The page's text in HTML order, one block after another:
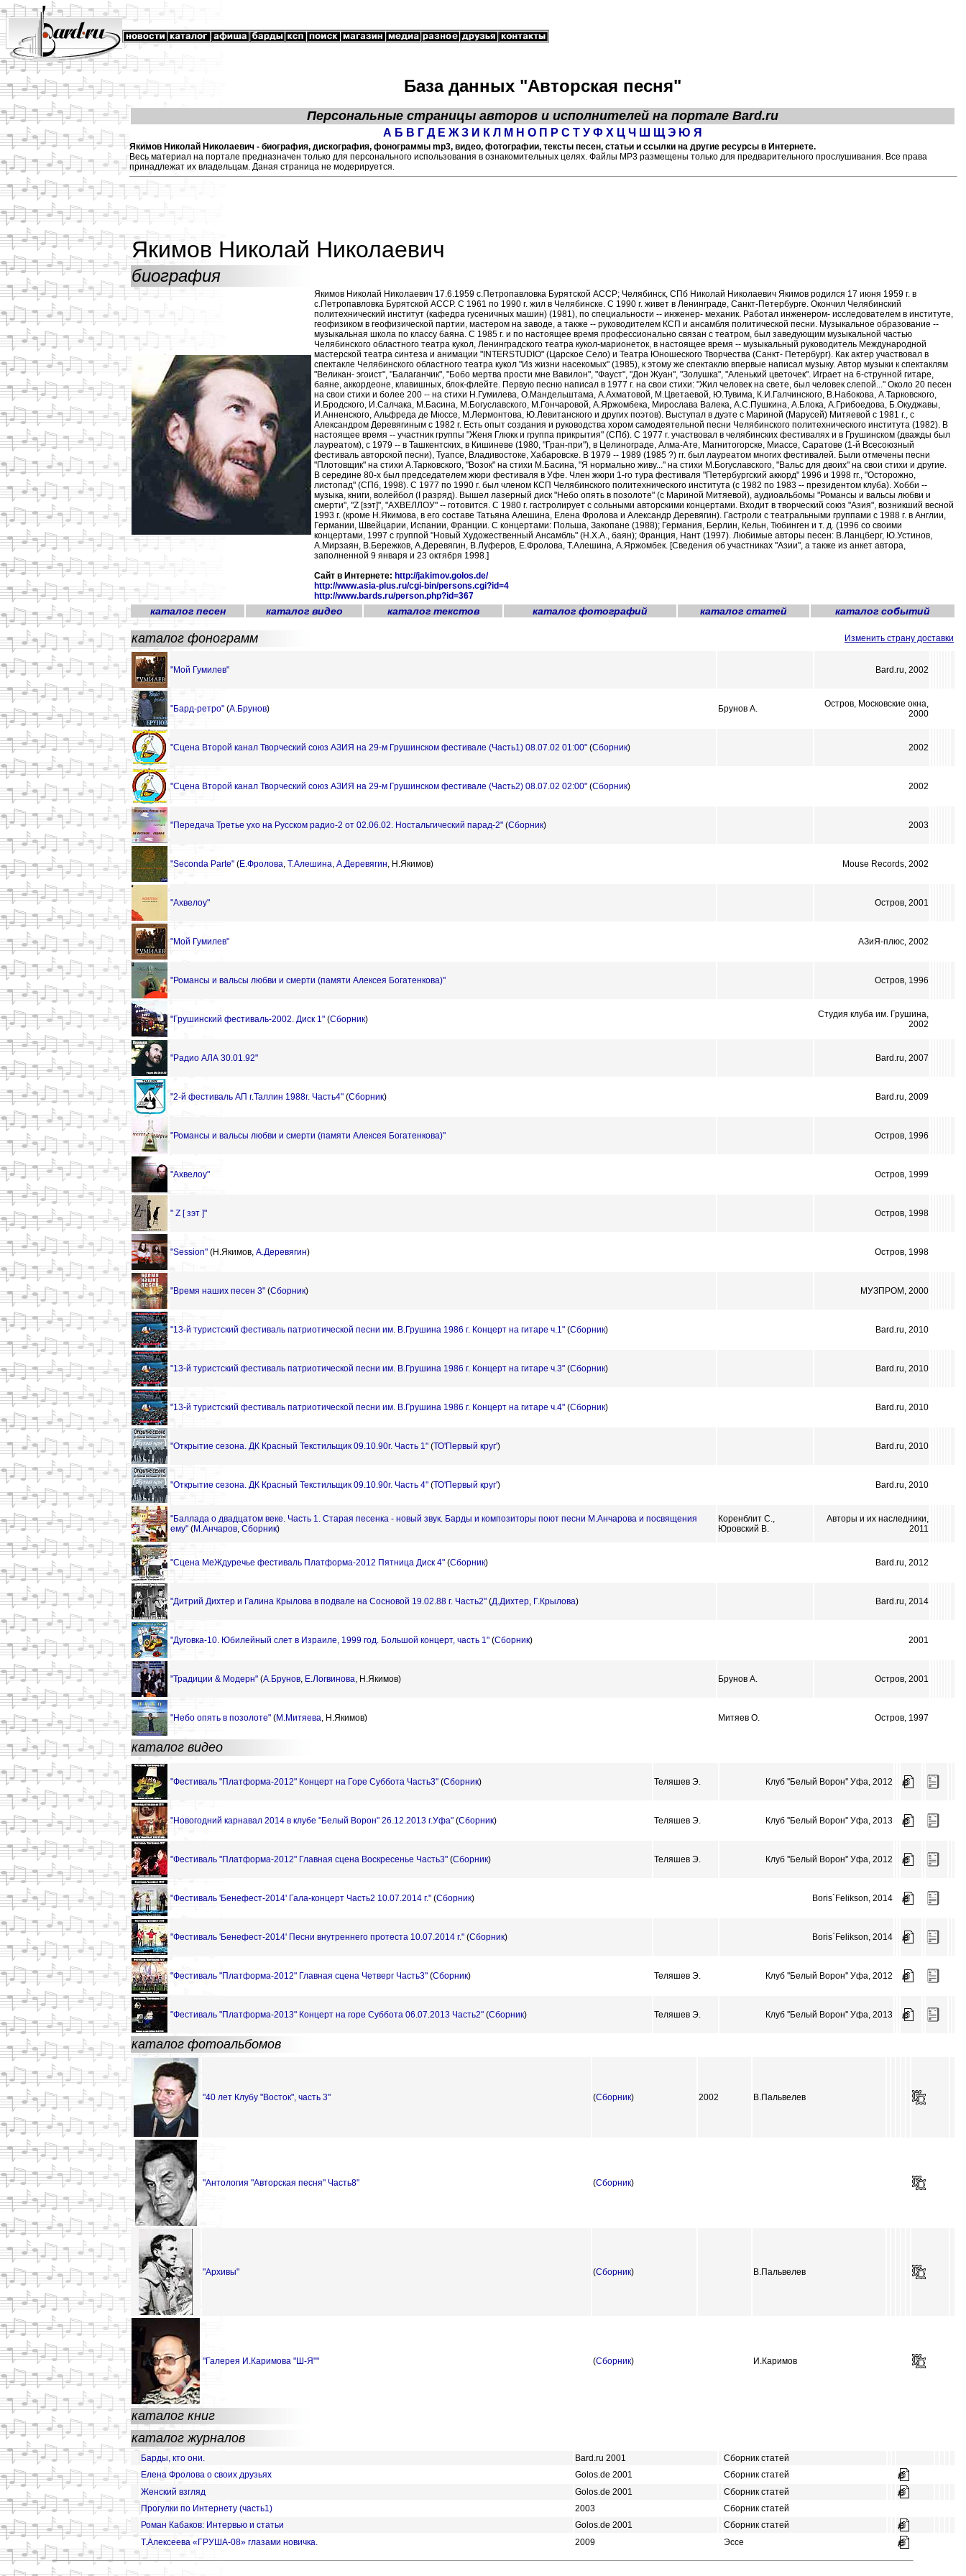
База данных "Авторская песня"
Персональные страницы авторов и исполнителей на портале Bard.ru
А Б В Г Д Е Ж З И К Л М Н О П Р С Т У Ф Х Ц Ч Ш Щ Э Ю Я
Якимов Николай Николаевич - биография, дискография, фонограммы mp3, видео, фотографии, тексты песен, статьи и ссылки на другие ресурсы в Интернете.
Весь материал на портале предназначен только для персонального использования в ознакомительных целях. Файлы МР3 размещены только для предварительного прослушивания. Все права
принадлежат их владельцам. Даная страница не модерируется.
Якимов Николай Николаевич
биография
Якимов Николай Николаевич 17.6.1959 с.Петропавловка Бурятской АССР; Челябинск, СПб Николай Николаевич Якимов родился 17 июня 1959 г. в
с.Петропавловка Бурятской АССР. С 1961 по 1990 г. жил в Челябинске. С 1990 г. живет в Ленинграде, Санкт-Петербурге. Окончил Челябинский
политехнический институт (кафедра гусеничных машин) (1981), по специальности -- инженер- механик. Работал инженером- исследователем в институте,
геофизиком в геофизической партии, мастером на заводе, а также -- руководителем КСП и ансамбля политической песни. Музыкальное образование --
музыкальная школа по классу баяна. С 1985 г. и по настоящее время профессионально связан с театром, был заведующим музыкальной частью
Челябинского областного театра кукол, Ленинградского театра кукол-марионеток, в настоящее время -- музыкальный руководитель Международной
мастерской театра синтеза и анимации "INTERSTUDIO" (Царское Село) и Театра Юношеского Творчества (Санкт- Петербург). Как актер участвовал в
спектакле Челябинского областного театра кукол "Из жизни насекомых" (1985), к этому же спектаклю впервые написал музыку. Автор музыки к спектаклям
"Великан- эгоист", "Балаганчик", "Бобо мертва прости мне Вавилон", "Фауст", "Дон Жуан", "Золушка", "Аленький цветочек". Играет на 6-струнной гитаре,
баяне, аккордеоне, клавишных, блок-флейте. Первую песню написал в 1977 г. на свои стихи: "Жил человек на свете, был человек слепой..." Около 20 песен
на свои стихи и более 200 -- на стихи Н.Гумилева, О.Мандельштама, А.Ахматовой, М.Цветаевой, Ю.Тувима, К.И.Галчинского, В.Набокова, А.Тарковского,
И.Бродского, И.Салчака, М.Басина, М.Богуславского, М.Гончаровой, А.Яржомбека, Мирослава Валека, А.С.Пушкина, А.Блока, А.Грибоедова, Б.Окуджавы,
И.Анненского, Альфреда де Мюссе, М.Лермонтова, Ю.Левитанского и других поэтов). Выступал в дуэте с Мариной (Марусей) Митяевой с 1981 г., с
Александром Деревягиным с 1982 г. Есть опыт создания и руководства хором самодеятельной песни Челябинского политехнического института (1982). В
настоящее время -- участник группы "Женя Глюкк и группа прикрытия" (СПб). С 1977 г. участвовал в челябинских фестивалях и в Грушинском (дважды был
лауреатом), с 1979 -- в Ташкентских, в Кишиневе (1980, "Гран-при"), в Целинограде, Алма-Ате, Магнитогорске, Миассе, Саратове (1-й Всесоюзный
фестиваль авторской песни), Туапсе, Владивостоке, Хабаровске. В 1979 -- 1989 (1985 ?) гг. был лауреатом многих фестивалей. Были отмечены песни
"Плотовщик" на стихи А.Тарковского, "Возок" на стихи М.Басина, "Я нормально живу..." на стихи М.Богуславского, "Вальс для двоих" на свои стихи и другие.
В середине 80-х был председателем жюри фестиваля в Уфе. Член жюри 1-го тура фестиваля "Петербургский аккорд" 1996 и 1998 гг., "Осторожно,
листопад" (СПб, 1998). С 1977 по 1990 г. был членом КСП Челябинского политехнического института (с 1982 по 1983 -- президентом клуба). Хобби --
музыка, книги, волейбол (I разряд). Вышел лазерный диск "Небо опять в позолоте" (с Мариной Митяевой), аудиоальбомы "Романсы и вальсы любви и
смерти", "Z [зэт]", "АХВЕЛЛОУ" -- готовится. С 1980 г. гастролирует с сольными авторскими концертами. Входит в творческий союз "Азия", возникший весной
1993 г. (кроме Н.Якимова, в его составе Татьяна Алешина, Елена Фролова и Александр Деревягин). Гастроли с театральными группами с 1988 г. в Англии,
Германии, Швейцарии, Испании, Франции. С концертами: Польша, Закопане (1988); Германия, Берлин, Кельн, Тюбинген и т. д. (1996 со своими
концертами, 1997 с группой "Новый Художественный Ансамбль" (Н.Х.А., баян); Франция, Нант (1997). Любимые авторы песен: В.Ланцберг, Ю.Устинов,
А.Мирзаян, В.Бережков, А.Деревягин, В.Луферов, Е.Фролова, Т.Алешина, А.Яржомбек. [Сведения об участниках "Азии", а также из анкет автора,
заполненной 9 января и 23 октября 1998.]
Сайт в Интернете: http://jakimov.golos.de/
http://www.asia-plus.ru/cgi-bin/persons.cgi?id=4
http://www.bards.ru/person.php?id=367
каталог песен каталог видео каталог текстов каталог фотографий каталог статей каталог событий
каталог фонограмм Изменить страну доставки
"Мой Гумилев" Bard.ru, 2002
"Бард-ретро" (А.Брунов) Брунов А.
Остров, Московские окна,
2000
"Сцена Второй канал Творческий союз АЗИЯ на 29-м Грушинском фестивале (Часть1) 08.07.02 01:00" (Сборник) 2002
"Сцена Второй канал Творческий союз АЗИЯ на 29-м Грушинском фестивале (Часть2) 08.07.02 02:00" (Сборник) 2002
"Передача Третье ухо на Русском радио-2 от 02.06.02. Ностальгический парад-2" (Сборник) 2003
"Seconda Parte" (Е.Фролова, Т.Алешина, А.Деревягин, Н.Якимов) Mouse Records, 2002
"Ахвелоу" Остров, 2001
"Мой Гумилев" АЗиЯ-плюс, 2002
"Романсы и вальсы любви и смерти (памяти Алексея Богатенкова)" Остров, 1996
"Грушинский фестиваль-2002. Диск 1" (Сборник)
Студия клуба им. Грушина,
2002
"Радио АЛА 30.01.92" Bard.ru, 2007
"2-й фестиваль АП г.Таллин 1988г. Часть4" (Сборник) Bard.ru, 2009
"Романсы и вальсы любви и смерти (памяти Алексея Богатенкова)" Остров, 1996
"Ахвелоу" Остров, 1999
" Z [ зэт ]" Остров, 1998
"Session" (Н.Якимов, А.Деревягин) Остров, 1998
"Время наших песен 3" (Сборник) МУЗПРОМ, 2000
"13-й туристский фестиваль патриотической песни им. В.Грушина 1986 г. Концерт на гитаре ч.1" (Сборник) Bard.ru, 2010
"13-й туристский фестиваль патриотической песни им. В.Грушина 1986 г. Концерт на гитаре ч.3" (Сборник) Bard.ru, 2010
"13-й туристский фестиваль патриотической песни им. В.Грушина 1986 г. Концерт на гитаре ч.4" (Сборник) Bard.ru, 2010
"Открытие сезона. ДК Красный Текстильщик 09.10.90г. Часть 1" (ТО'Первый круг') Bard.ru, 2010
"Открытие сезона. ДК Красный Текстильщик 09.10.90г. Часть 4" (ТО'Первый круг') Bard.ru, 2010
"Баллада о двадцатом веке. Часть 1. Старая песенка - новый звук. Барды и композиторы поют песни М.Анчарова и посвящения
ему" (М.Анчаров, Сборник)
Коренблит С.,
Юровский В.
Авторы и их наследники,
2011
"Сцена МеЖдуречье фестиваль Платформа-2012 Пятница Диск 4" (Сборник) Bard.ru, 2012
"Дитрий Дихтер и Галина Крылова в подвале на Сосновой 19.02.88 г. Часть2" (Д.Дихтер, Г.Крылова) Bard.ru, 2014
"Дуговка-10. Юбилейный слет в Израиле, 1999 год. Большой концерт, часть 1" (Сборник) 2001
"Традиции & Модерн" (А.Брунов, Е.Логвинова, Н.Якимов) Брунов А. Остров, 2001
"Небо опять в позолоте" (М.Митяева, Н.Якимов) Митяев О. Остров, 1997
каталог видео
"Фестиваль "Платформа-2012" Концерт на Горе Суббота Часть3" (Сборник) Теляшев Э. Клуб ''Белый Ворон'' Уфа, 2012
"Новогодний карнавал 2014 в клубе "Белый Ворон" 26.12.2013 г.Уфа" (Сборник) Теляшев Э. Клуб ''Белый Ворон'' Уфа, 2013
"Фестиваль "Платформа-2012" Главная сцена Воскресенье Часть3" (Сборник) Теляшев Э. Клуб ''Белый Ворон'' Уфа, 2012
"Фестиваль 'Бенефест-2014' Гала-концерт Часть2 10.07.2014 г." (Сборник) Boris`Felikson, 2014
"Фестиваль 'Бенефест-2014' Песни внутреннего протеста 10.07.2014 г." (Сборник) Boris`Felikson, 2014
"Фестиваль "Платформа-2012" Главная сцена Четверг Часть3" (Сборник) Теляшев Э. Клуб ''Белый Ворон'' Уфа, 2012
"Фестиваль "Платформа-2013" Концерт на горе Суббота 06.07.2013 Часть2" (Сборник) Теляшев Э. Клуб ''Белый Ворон'' Уфа, 2013
каталог фотоальбомов
"40 лет Клубу "Восток", часть 3" (Сборник) 2002 В.Пальвелев
"Антология "Aвторская песня" Часть8" (Сборник)
"Архивы" (Сборник) В.Пальвелев
"Галерея И.Каримова "Ш-Я"" (Сборник) И.Каримов
каталог книг
каталог журналов
Барды, кто они. Bard.ru 2001
Сборник статей
Елена Фролова о своих друзьях
Golos.de 2001
Сборник статей
Женский взгляд
Golos.de 2001
Сборник статей
Прогулки по Интернету (часть1)
2003
Сборник статей
Роман Кабаков: Интервью и статьи
Golos.de 2001
Сборник статей
Т.Алексеева «ГРУША-08» глазами новичка.
2009 Эссе